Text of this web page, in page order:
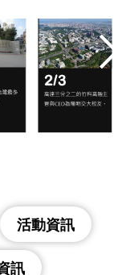
活動資訊
訊